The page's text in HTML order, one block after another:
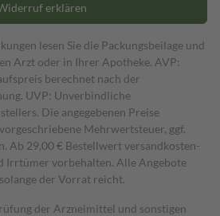
erklären
lesen Sie die Packungsbeilage und
Arzt oder in Ihrer Apotheke. AVP:
berechnet nach der
UVP: Unverbindliche
Die angegebenen Preise
Mehrwertsteuer, ggf.
Ab 29,00 € Bestell­wert versand­kosten­
Irrtümer vorbehalten. Alle Angebote
der Vorrat reicht.
der Arzneimittel und sonstigen